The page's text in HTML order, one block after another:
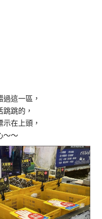
這一區，
跳的，
在上頭，
～～